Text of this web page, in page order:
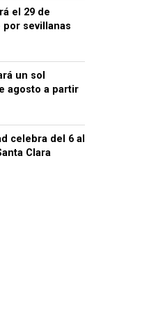
el 29 de
sevillanas
un sol
agosto a partir
celebra del 6 al
Clara